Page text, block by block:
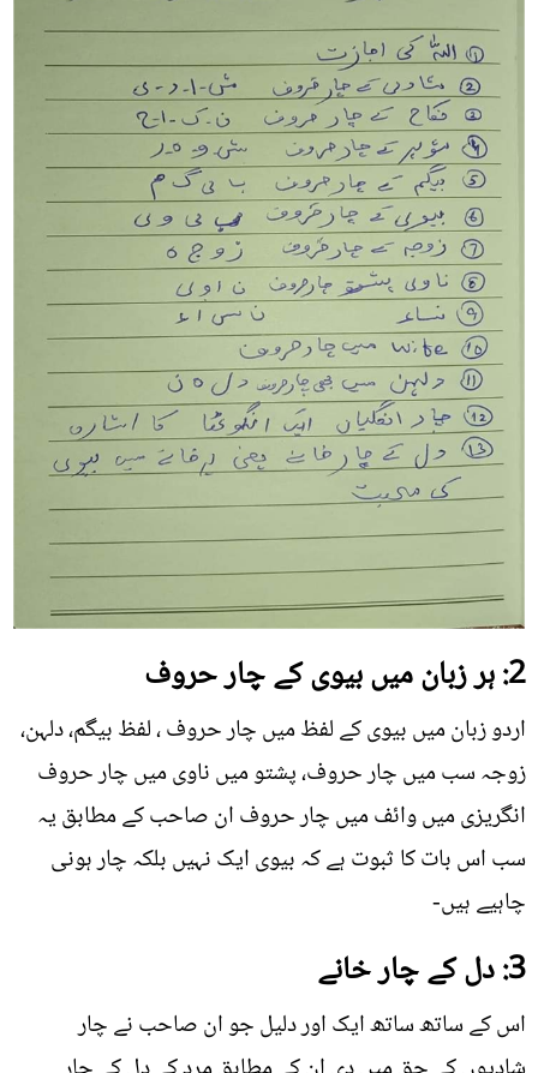
2: ہر زبان میں بیوی کے چار حروف
اردو زبان میں بیوی کے لفظ میں چار حروف ، لفظ بیگم، دلہن،
زوجہ سب میں چار حروف، پشتو میں ناوی میں چار حروف
انگریزی میں وائف میں چار حروف ان صاحب کے مطابق یہ
سب اس بات کا ثبوت ہے کہ بیوی ایک نہیں بلکہ چار ہونی
چاہیے ہیں-
3: دل کے چار خانے
اس کے ساتھ ساتھ ایک اور دلیل جو ان صاحب نے چار